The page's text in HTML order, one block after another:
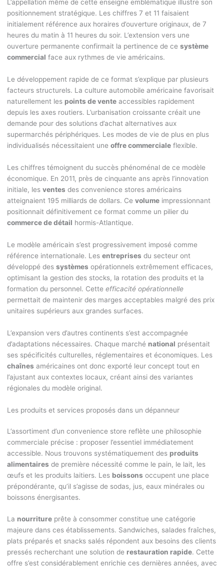
L’appellation même de cette enseigne emblématique illustre son
positionnement stratégique. Les chiffres 7 et 11 faisaient
initialement référence aux horaires d’ouverture originaux, de 7
heures du matin à 11 heures du soir. L’extension vers une
ouverture permanente confirmait la pertinence de ce système
commercial face aux rythmes de vie américains.
Le développement rapide de ce format s’explique par plusieurs
facteurs structurels. La culture automobile américaine favorisait
naturellement les points de venteaccessibles rapidement
depuis les axes routiers. L’urbanisation croissante créait une
demande pour des solutions d’achat alternatives aux
supermarchés périphériques. Les modes de vie de plus en plus
individualisés nécessitaient une offre commercialeflexible.
Les chiffres témoignent du succès phénoménal de ce modèle
économique. En 2011, près de cinquante ans après l’innovation
initiale, les ventes des convenience stores américains
atteignaient 195 milliards de dollars. Ce volumeimpressionnant
positionnait définitivement ce format comme un pilier du
commerce de détail hormis-Atlantique.
Le modèle américain s’est progressivement imposé comme
référence internationale. Les entreprises du secteur ont
développé des systèmes opérationnels extrêmement efficaces,
optimisant la gestion des stocks, la rotation des produits et la
formation du personnel. Cette efficacité opérationnelle
permettait de maintenir des marges acceptables malgré des prix
unitaires supérieurs aux grandes surfaces.
L’expansion vers d’autres continents s’est accompagnée
d’adaptations nécessaires. Chaque marché national présentait
ses spécificités culturelles, réglementaires et économiques. Les
chaînes américaines ont donc exporté leur concept tout en
l’ajustant aux contextes locaux, créant ainsi des variantes
régionales du modèle original.
Les produits et services proposés dans un dépanneur
L’assortiment d’un convenience store reflète une philosophie
commerciale précise : proposer l’essentiel immédiatement
accessible. Nous trouvons systématiquement des produits
alimentaires de première nécessité comme le pain, le lait, les
œufs et les produits laitiers. Les boissons occupent une place
prépondérante, qu’il s’agisse de sodas, jus, eaux minérales ou
boissons énergisantes.
La nourritureprête à consommer constitue une catégorie
majeure dans ces établissements. Sandwiches, salades fraîches,
plats préparés et snacks salés répondent aux besoins des clients
pressés recherchant une solution de restauration rapide. Cette
offre s’est considérablement enrichie ces dernières années, avec